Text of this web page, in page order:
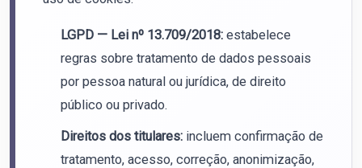
LGPD — Lei nº 13.709/2018: estabelece
regras sobre tratamento de dados pessoais
por pessoa natural ou jurídica, de direito
público ou privado.
Direitos dos titulares: incluem confirmação de
tratamento, acesso, correção, anonimização,